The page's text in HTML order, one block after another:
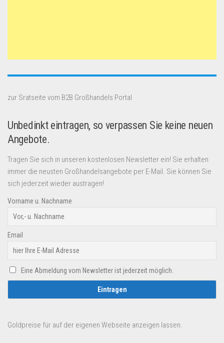
zur Sratseite vom B2B Großhandels Portal
Unbedinkt eintragen, so verpassen Sie keine neuen
Angebote.
Tragen Sie sich in unseren kostenlosen Newsletter ein! Sie erhalten
immer die neusten Großhandelsangebote per E-Mail. Sie können Sie
sich jederzeit wieder austragen!
Vorname u. Nachname
Email
Eine Abmeldung vom Newsletter ist jederzeit möglich.
Goldpreise für auf der eigenen Webseite anzeigen lassen.